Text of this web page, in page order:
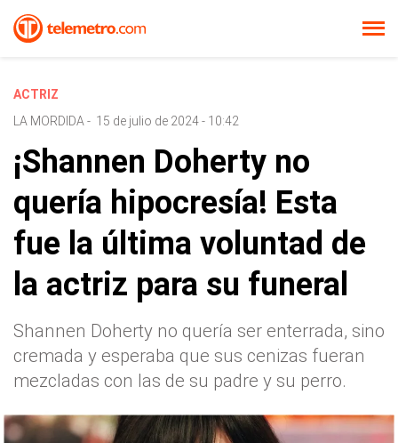
ACTRIZ
LA MORDIDA - 15 de julio de 2024 - 10:42
¡Shannen Doherty no
quería hipocresía! Esta
fue la última voluntad de
la actriz para su funeral
Shannen Doherty no quería ser enterrada, sino
cremada y esperaba que sus cenizas fueran
mezcladas con las de su padre y su perro.